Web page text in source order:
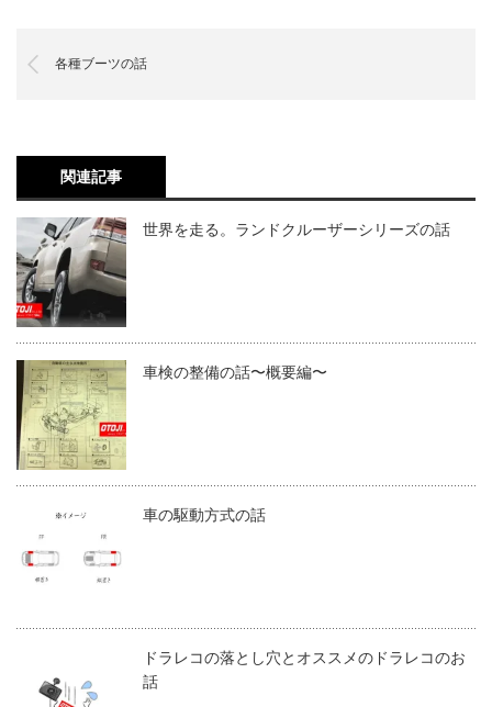
各種ブーツの話
関連記事
世界を走る。ランドクルーザーシリーズの話
車検の整備の話〜概要編〜
車の駆動方式の話
ドラレコの落とし穴とオススメのドラレコのお
話